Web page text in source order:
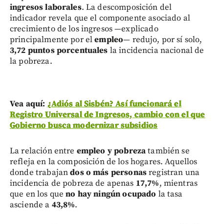
ingresos laborales. La descomposición del
indicador revela que el componente asociado al
crecimiento de los ingresos —explicado
principalmente por elempleo— redujo, por sí solo,
3,72 puntos porcentuales la incidencia nacional de
la pobreza.
Vea aquí: ¿Adiós al Sisbén? Así funcionará el
Registro Universal de Ingresos, cambio con el que
Gobierno busca modernizar subsidios
La relación entre empleo y pobrezatambién se
refleja en la composición de los hogares. Aquellos
donde trabajandos o más personasregistran una
incidencia de pobreza de apenas 17,7%, mientras
que en los queno hay ningún ocupado la tasa
asciende a 43,8%.